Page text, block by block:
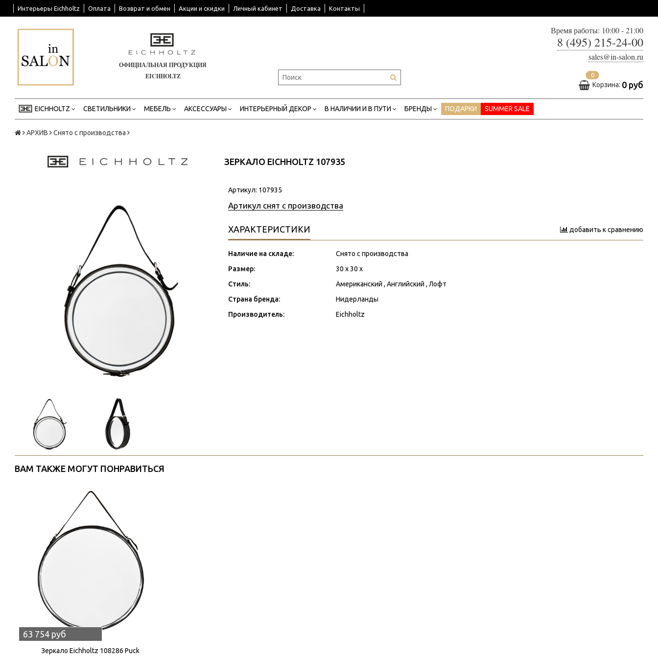
Интерьеры Eichholtz Оплата Возврат и обмен Акции и скидки Личный кабинет Доставка Контакты
ОФИЦИАЛЬНАЯ ПРОДУКЦИЯ
EICHHOLTZ
Время работы: 10:00 - 21:00
8 (495) 215-24-00
sales@in-salon.ru
0
Корзина: 0 руб
EICHHOLTZ СВЕТИЛЬНИКИ МЕБЕЛЬ АКСЕССУАРЫ ИНТЕРЬЕРНЫЙ ДЕКОР В НАЛИЧИИ И В ПУТИ БРЕНДЫ ПОДАРКИ SUMMER SALE
АРХИВ Снято с производства
ЗЕРКАЛО EICHHOLTZ 107935
Артикул: 107935
Артикул снят с производства
ХАРАКТЕРИСТИКИ добавить к сравнению
Наличие на складе:
Снято с производства
Размер:
30 х 30 х
Стиль:
Американский , Английский , Лофт
Страна бренда:
Нидерланды
Производитель:
Eichholtz
ВАМ ТАКЖЕ МОГУТ ПОНРАВИТЬСЯ
63 754 руб
Зеркало Eichholtz 108286 Puck